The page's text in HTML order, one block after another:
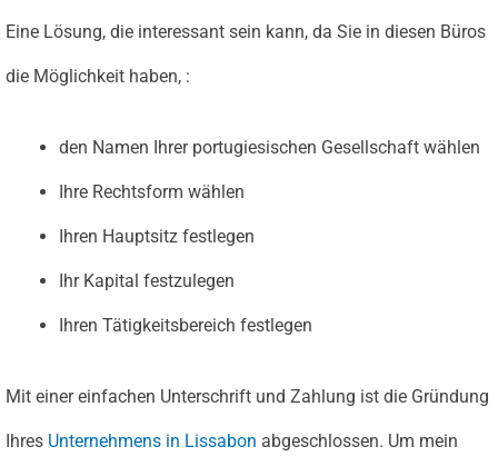
Eine Lösung, die interessant sein kann, da Sie in diesen Büros
die Möglichkeit haben, :
den Namen Ihrer portugiesischen Gesellschaft wählen
Ihre Rechtsform wählen
Ihren Hauptsitz festlegen
Ihr Kapital festzulegen
Ihren Tätigkeitsbereich festlegen
Mit einer einfachen Unterschrift und Zahlung ist die Gründung
Ihres Unternehmens in Lissabon abgeschlossen. Um mein